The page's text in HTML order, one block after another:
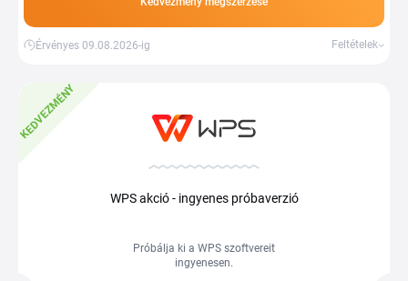
Érvényes 09.08.2026-ig Feltételek
KEDVEZMÉNY
WPS akció - ingyenes próbaverzió
Próbálja ki a WPS szoftvereit
ingyenesen.